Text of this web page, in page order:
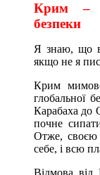
Крим –
безпеки
Я знаю, що
якщо не я
Крим
глобальної
Карабаха до
почне
Отже, своєю
себе, і всю